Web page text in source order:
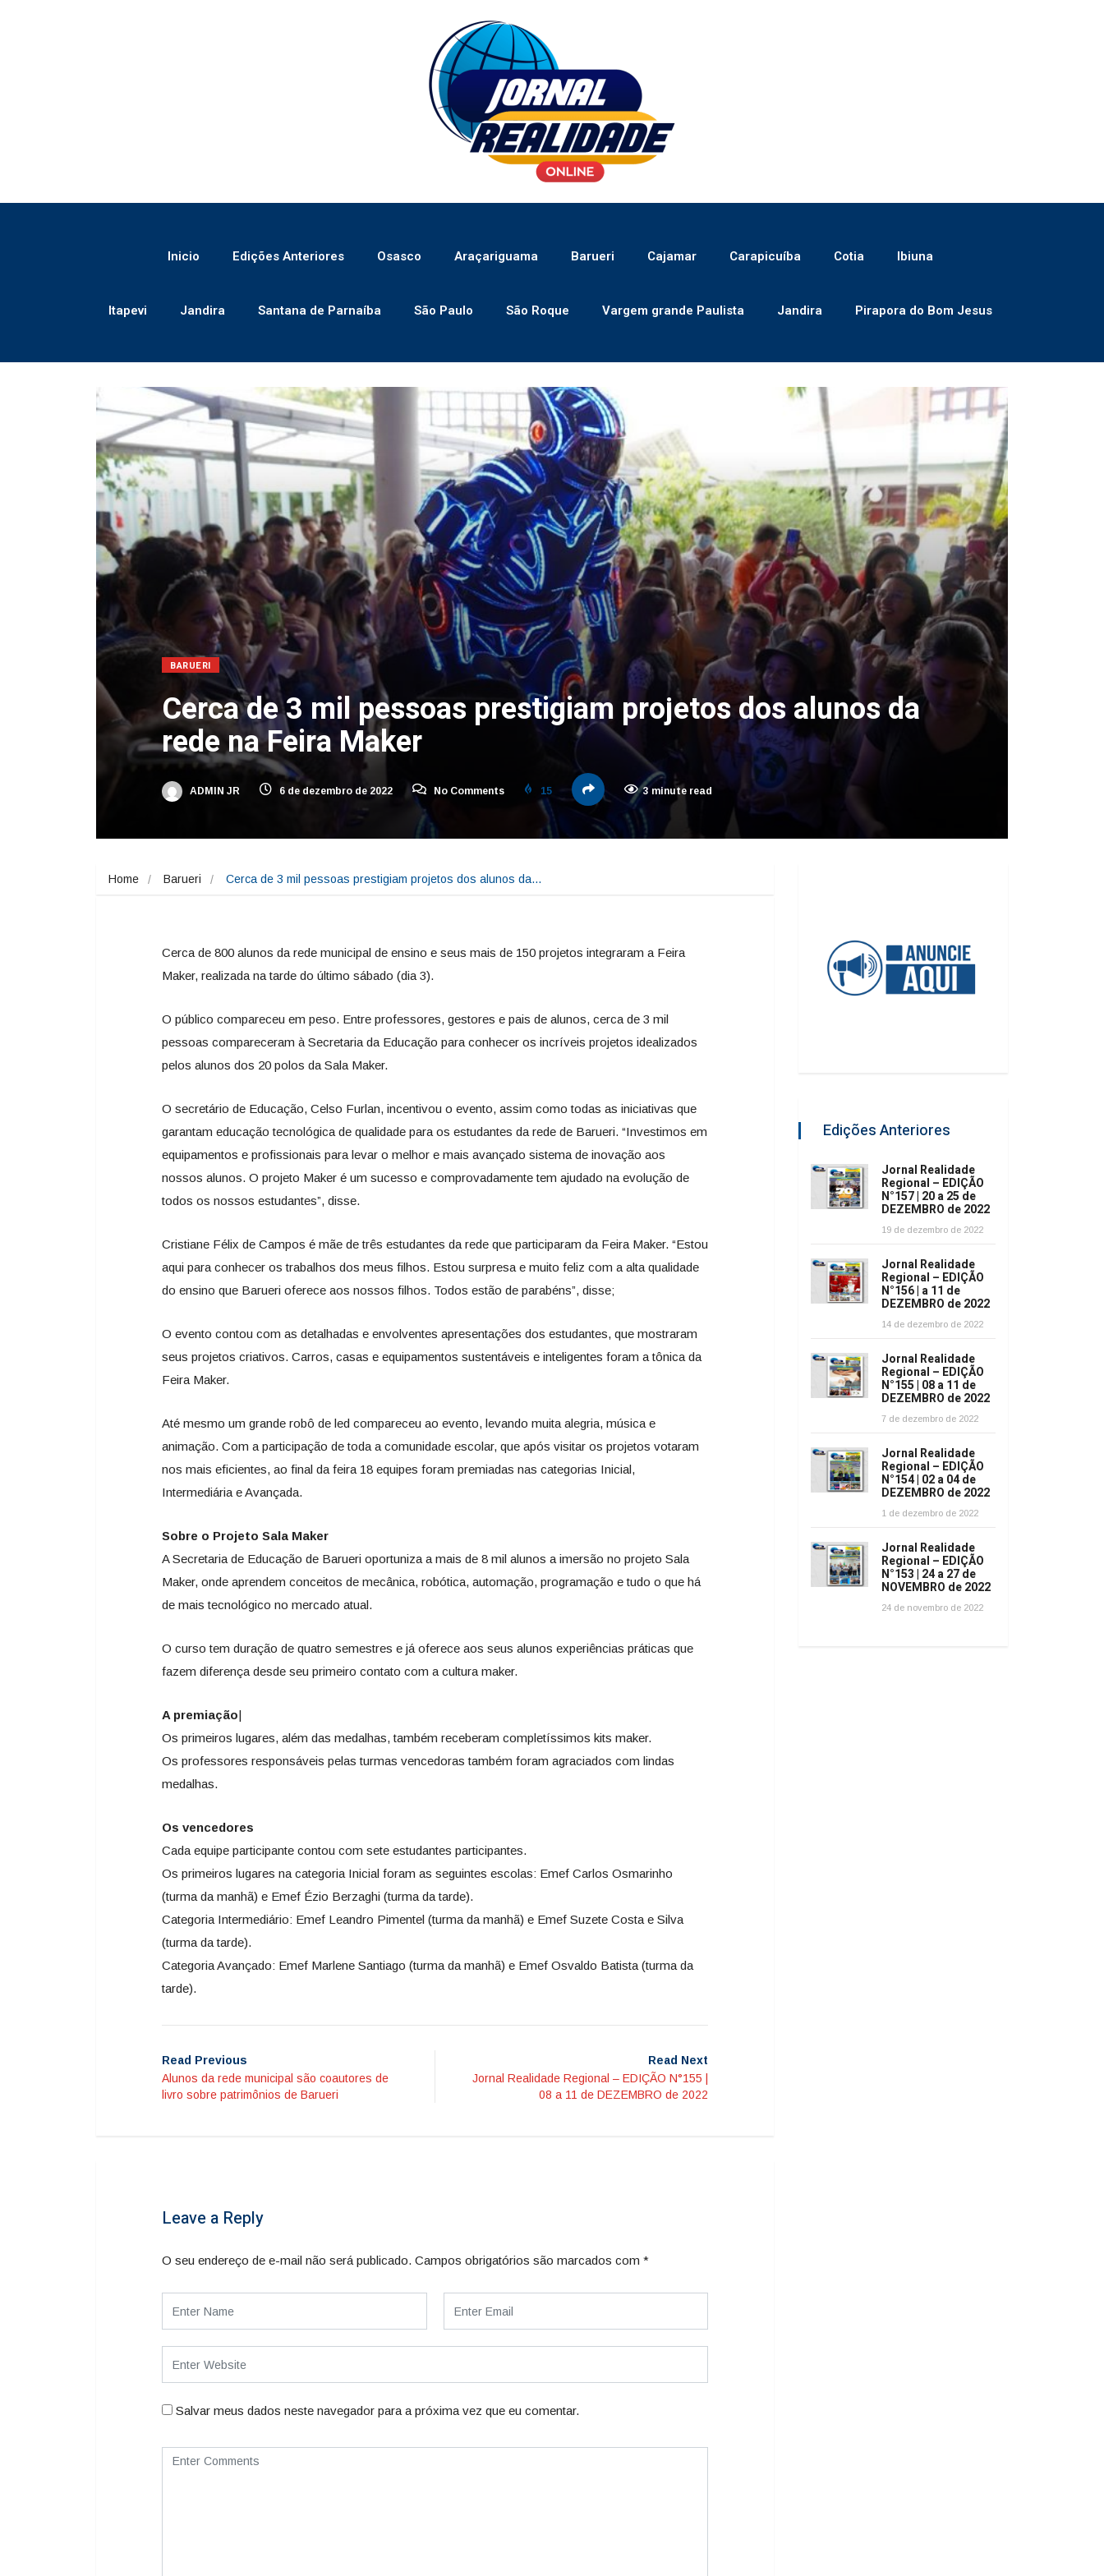
Inicio Edições Anteriores Osasco Araçariguama Barueri Cajamar Carapicuíba Cotia Ibiuna
Itapevi Jandira Santana de Parnaíba São Paulo São Roque Vargem grande Paulista Jandira Pirapora do Bom Jesus
BARUERI
Cerca de 3 mil pessoas prestigiam projetos dos alunos da
rede na Feira Maker
ADMIN JR 6 de dezembro de 2022 No Comments 15 3 minute read
Home Barueri Cerca de 3 mil pessoas prestigiam projetos dos alunos da…
Cerca de 800 alunos da rede municipal de ensino e seus mais de 150 projetos integraram a Feira
Maker, realizada na tarde do último sábado (dia 3).
O público compareceu em peso. Entre professores, gestores e pais de alunos, cerca de 3 mil
pessoas compareceram à Secretaria da Educação para conhecer os incríveis projetos idealizados
pelos alunos dos 20 polos da Sala Maker.
O secretário de Educação, Celso Furlan, incentivou o evento, assim como todas as iniciativas que
garantam educação tecnológica de qualidade para os estudantes da rede de Barueri. “Investimos em
equipamentos e profissionais para levar o melhor e mais avançado sistema de inovação aos
nossos alunos. O projeto Maker é um sucesso e comprovadamente tem ajudado na evolução de
todos os nossos estudantes”, disse.
Cristiane Félix de Campos é mãe de três estudantes da rede que participaram da Feira Maker. “Estou
aqui para conhecer os trabalhos dos meus filhos. Estou surpresa e muito feliz com a alta qualidade
do ensino que Barueri oferece aos nossos filhos. Todos estão de parabéns”, disse;
O evento contou com as detalhadas e envolventes apresentações dos estudantes, que mostraram
seus projetos criativos. Carros, casas e equipamentos sustentáveis e inteligentes foram a tônica da
Feira Maker.
Até mesmo um grande robô de led compareceu ao evento, levando muita alegria, música e
animação. Com a participação de toda a comunidade escolar, que após visitar os projetos votaram
nos mais eficientes, ao final da feira 18 equipes foram premiadas nas categorias Inicial,
Intermediária e Avançada.
Sobre o Projeto Sala Maker
A Secretaria de Educação de Barueri oportuniza a mais de 8 mil alunos a imersão no projeto Sala
Maker, onde aprendem conceitos de mecânica, robótica, automação, programação e tudo o que há
de mais tecnológico no mercado atual.
O curso tem duração de quatro semestres e já oferece aos seus alunos experiências práticas que
fazem diferença desde seu primeiro contato com a cultura maker.
A premiação|
Os primeiros lugares, além das medalhas, também receberam completíssimos kits maker.
Os professores responsáveis pelas turmas vencedoras também foram agraciados com lindas
medalhas.
Os vencedores
Cada equipe participante contou com sete estudantes participantes.
Os primeiros lugares na categoria Inicial foram as seguintes escolas: Emef Carlos Osmarinho
(turma da manhã) e Emef Ézio Berzaghi (turma da tarde).
Categoria Intermediário: Emef Leandro Pimentel (turma da manhã) e Emef Suzete Costa e Silva
(turma da tarde).
Categoria Avançado: Emef Marlene Santiago (turma da manhã) e Emef Osvaldo Batista (turma da
tarde).
Read Previous
Alunos da rede municipal são coautores de
livro sobre patrimônios de Barueri
Read Next
Jornal Realidade Regional – EDIÇÃO N°155 |
08 a 11 de DEZEMBRO de 2022
Leave a Reply
O seu endereço de e-mail não será publicado. Campos obrigatórios são marcados com *
Salvar meus dados neste navegador para a próxima vez que eu comentar.
Edições Anteriores
Jornal Realidade
Regional – EDIÇÃO
N°157 | 20 a 25 de
DEZEMBRO de 2022
19 de dezembro de 2022
Jornal Realidade
Regional – EDIÇÃO
N°156 | a 11 de
DEZEMBRO de 2022
14 de dezembro de 2022
Jornal Realidade
Regional – EDIÇÃO
N°155 | 08 a 11 de
DEZEMBRO de 2022
7 de dezembro de 2022
Jornal Realidade
Regional – EDIÇÃO
N°154 | 02 a 04 de
DEZEMBRO de 2022
1 de dezembro de 2022
Jornal Realidade
Regional – EDIÇÃO
N°153 | 24 a 27 de
NOVEMBRO de 2022
24 de novembro de 2022